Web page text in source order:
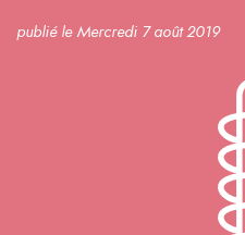
publié le Mercredi 7 août 2019